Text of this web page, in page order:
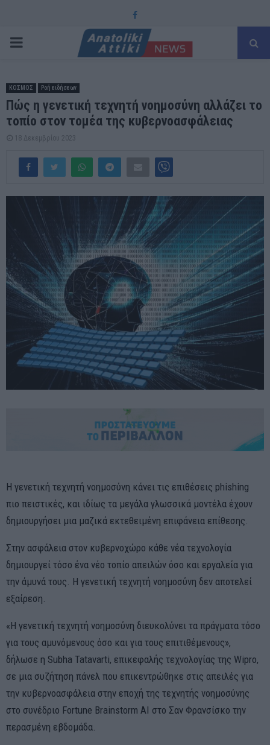
Facebook
PRIMARY
ΚΟΣΜΟΣ Ροή ειδήσεων
Πώς η γενετική τεχνητή νοημοσύνη αλλάζει το
τοπίο στον τομέα της κυβερνοασφάλειας
18 Δεκεμβρίου 2023
Η γενετική τεχνητή νοημοσύνη κάνει τις επιθέσεις phishing
πιο πειστικές, και ιδίως τα μεγάλα γλωσσικά μοντέλα έχουν
δημιουργήσει μια μαζικά εκτεθειμένη επιφάνεια επίθεσης.
Στην ασφάλεια στον κυβερνοχώρο κάθε νέα τεχνολογία
δημιουργεί τόσο ένα νέο τοπίο απειλών όσο και εργαλεία για
την άμυνά τους. Η γενετική τεχνητή νοημοσύνη δεν αποτελεί
εξαίρεση.
«Η γενετική τεχνητή νοημοσύνη διευκολύνει τα πράγματα τόσο
για τους αμυνόμενους όσο και για τους επιτιθέμενους»,
δήλωσε η Subha Tatavarti, επικεφαλής τεχνολογίας της Wipro,
σε μια συζήτηση πάνελ που επικεντρώθηκε στις απειλές για
την κυβερνοασφάλεια στην εποχή της τεχνητής νοημοσύνης
στο συνέδριο Fortune Brainstorm AI στο Σαν Φρανσίσκο την
περασμένη εβδομάδα.